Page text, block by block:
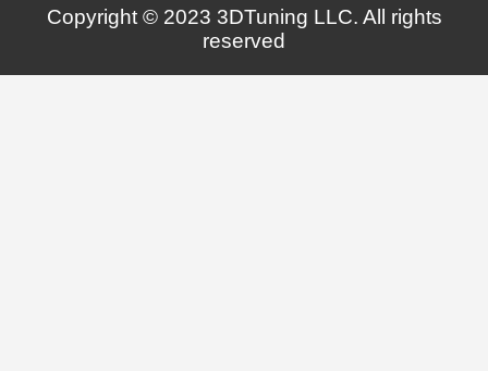
Copyright © 2023 3DTuning LLC. All rights
reserved